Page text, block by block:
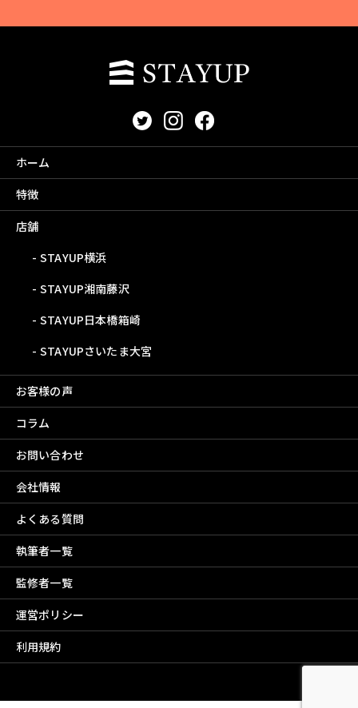
ホーム
特徴
店舗
STAYUP横浜
STAYUP湘南藤沢
STAYUP日本橋箱崎
STAYUPさいたま大宮
お客様の声
コラム
お問い合わせ
会社情報
よくある質問
執筆者一覧
監修者一覧
運営ポリシー
利用規約